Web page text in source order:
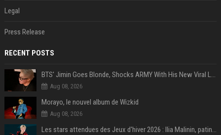
Legal
Press Release
RECENT POSTS
BTS' Jimin Goes Blonde, Shocks ARMY With His New Viral Look | Watch
Aug 08, 2026
Morayo, le nouvel album de Wizkid
Aug 08, 2026
Les stars attendues des Jeux d'hiver 2026 : Ilia Malinin, patinage artistique